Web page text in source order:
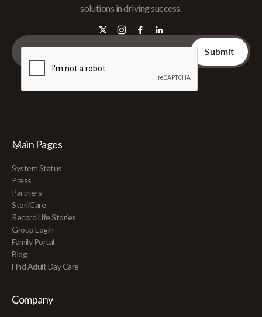
solutions in driving success.
Main Pages
System Status
Press
Partners
StoriiCare
Record Life Stories
Group Login
Family Portal
Blog
Find Adult Day Care
Company